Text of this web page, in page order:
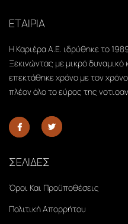
ΕΤΑΙΡΙΑ
Η Καριέρα Α.Ε. ιδρύθηκε το
Ξεκινώντας με μικρό δυναμικό
επεκτάθηκε χρόνο με τον
πλέον όλο το εύρος της
ΣΕΛΙΔΕΣ
Όροι Και Προϋποθέσεις
Πολιτική Απορρήτου